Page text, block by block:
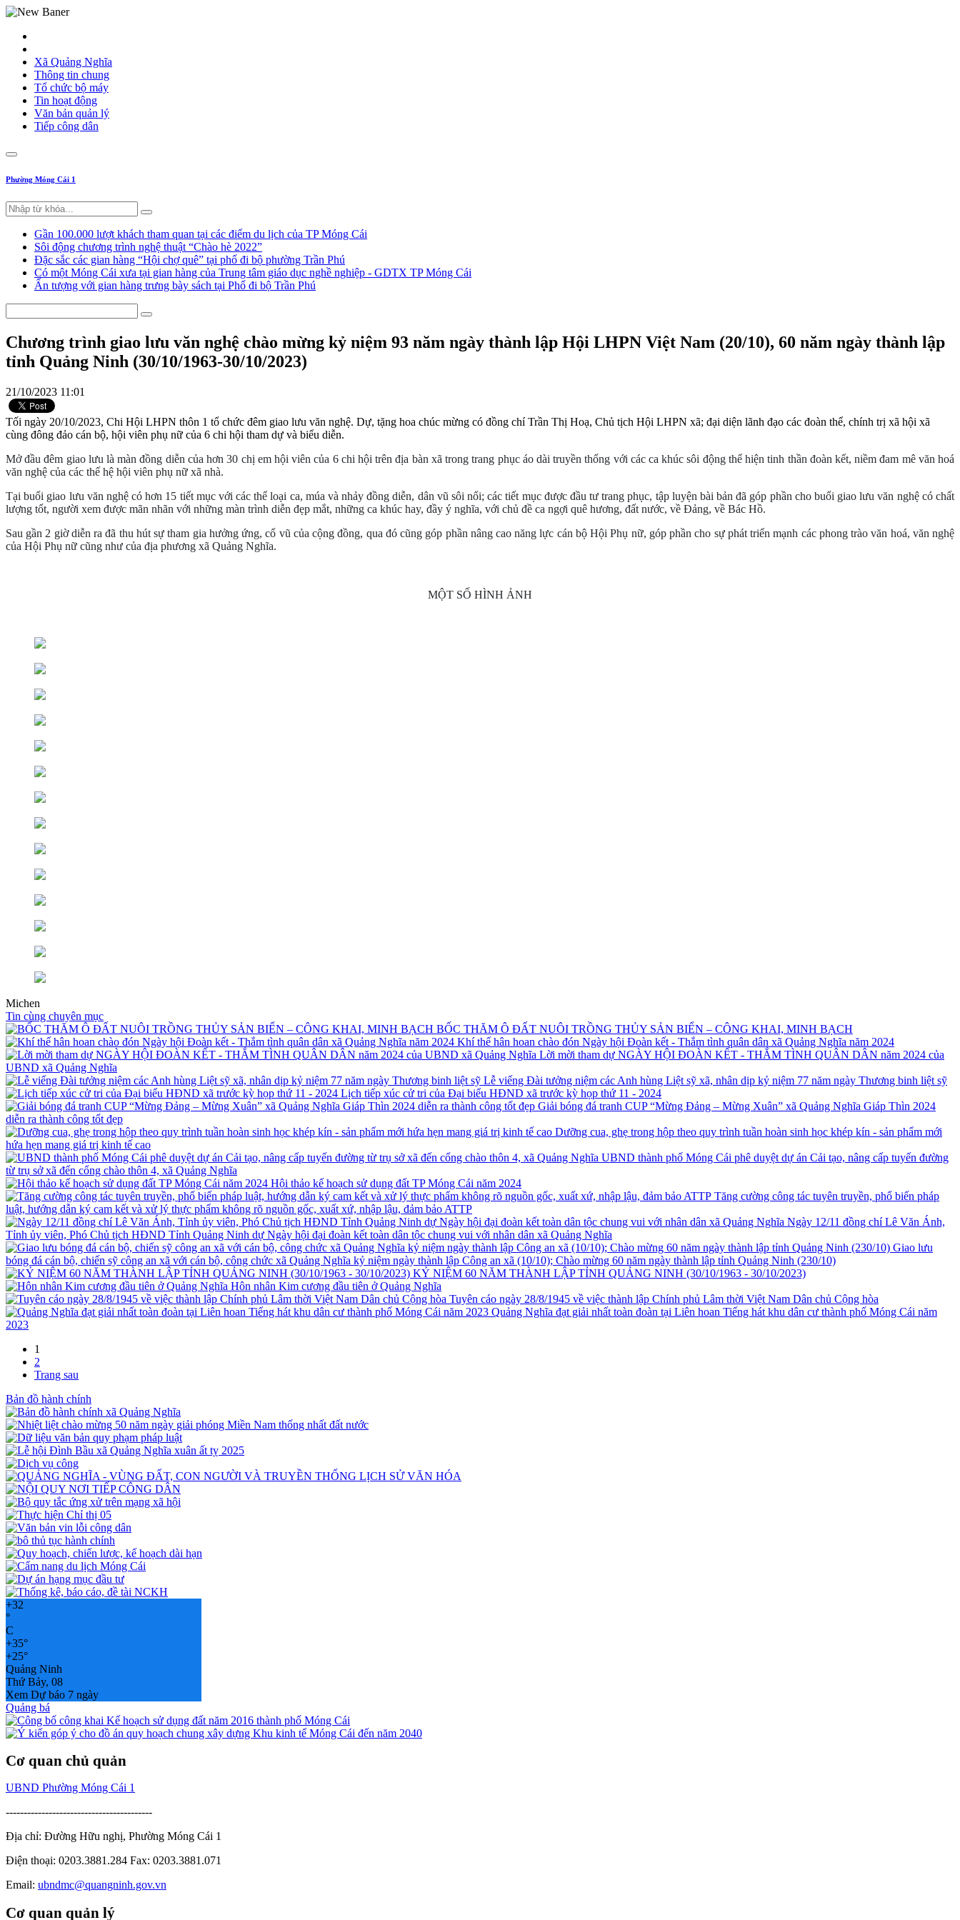
Xã Quảng Nghĩa
Thông tin chung
Tổ chức bộ máy
Tin hoạt động
Văn bản quản lý
Tiếp công dân
Phường Móng Cái 1
Gần 100.000 lượt khách tham quan tại các điểm du lịch của TP Móng Cái
Sôi động chương trình nghệ thuật “Chào hè 2022”
Đặc sắc các gian hàng “Hội chợ quê” tại phố đi bộ phường Trần Phú
Có một Móng Cái xưa tại gian hàng của Trung tâm giáo dục nghề nghiệp - GDTX TP Móng Cái
Ấn tượng với gian hàng trưng bày sách tại Phố đi bộ Trần Phú
Chương trình giao lưu văn nghệ chào mừng kỷ niệm 93 năm ngày thành lập Hội LHPN Việt Nam (20/10), 60 năm ngày thành lập
tỉnh Quảng Ninh (30/10/1963-30/10/2023)
21/10/2023 11:01
Tối ngày 20/10/2023, Chi Hội LHPN thôn 1 tổ chức đêm giao lưu văn nghệ. Dự, tặng hoa chúc mừng có đồng chí Trần Thị Hoạ, Chủ tịch Hội LHPN xã; đại diện lãnh đạo các đoàn thể, chính trị xã hội xã
cùng đông đảo cán bộ, hội viên phụ nữ của 6 chi hội tham dự và biểu diễn.
Mở đầu đêm giao lưu là màn đồng diễn của hơn 30 chị em hội viên của 6 chi hội trên địa bàn xã trong trang phục áo dài truyền thống với các ca khúc sôi động thể hiện tinh thần đoàn kết, niềm đam mê văn hoá
văn nghệ của các thế hệ hội viên phụ nữ xã nhà.
Tại buổi giao lưu văn nghệ có hơn 15 tiết mục với các thể loại ca, múa và nhảy đồng diễn, dân vũ sôi nổi; các tiết mục được đầu tư trang phục, tập luyện bài bản đã góp phần cho buổi giao lưu văn nghệ có chất
lượng tốt, người xem được mãn nhãn với những màn trình diễn đẹp mắt, những ca khúc hay, đầy ý nghĩa, với chủ đề ca ngợi quê hương, đất nước, về Đảng, về Bác Hồ.
Sau gần 2 giờ diễn ra đã thu hút sự tham gia hưởng ứng, cổ vũ của cộng đồng, qua đó cũng góp phần nâng cao năng lực cán bộ Hội Phụ nữ, góp phần cho sự phát triển mạnh các phong trào văn hoá, văn nghệ
của Hội Phụ nữ cũng như của địa phương xã Quảng Nghĩa.
MỘT SỐ HÌNH ẢNH
Michen
Tin cùng chuyên mục
BỐC THĂM Ô ĐẤT NUÔI TRỒNG THỦY SẢN BIỂN – CÔNG KHAI, MINH BẠCH
Khí thế hân hoan chào đón Ngày hội Đoàn kết - Thắm tình quân dân xã Quảng Nghĩa năm 2024
Lời mời tham dự NGÀY HỘI ĐOÀN KẾT - THẮM TÌNH QUÂN DÂN năm 2024 của
UBND xã Quảng Nghĩa
Lễ viếng Đài tưởng niệm các Anh hùng Liệt sỹ xã, nhân dịp kỷ niệm 77 năm ngày Thương binh liệt sỹ
Lịch tiếp xúc cử tri của Đại biểu HĐND xã trước kỳ họp thứ 11 - 2024
Giải bóng đá tranh CUP “Mừng Đảng – Mừng Xuân” xã Quảng Nghĩa Giáp Thìn 2024
diễn ra thành công tốt đẹp
Dưỡng cua, ghẹ trong hộp theo quy trình tuần hoàn sinh học khép kín - sản phẩm mới
hứa hẹn mang giá trị kinh tế cao
UBND thành phố Móng Cái phê duyệt dự án Cải tạo, nâng cấp tuyến đường
từ trụ sở xã đến cổng chào thôn 4, xã Quảng Nghĩa
Hội thảo kế hoạch sử dụng đất TP Móng Cái năm 2024
Tăng cường công tác tuyên truyền, phổ biến pháp
luật, hướng dẫn ký cam kết và xử lý thực phẩm không rõ nguồn gốc, xuất xứ, nhập lậu, đảm bảo ATTP
Ngày 12/11 đồng chí Lê Văn Ánh,
Tỉnh ủy viên, Phó Chủ tịch HĐND Tỉnh Quảng Ninh dự Ngày hội đại đoàn kết toàn dân tộc chung vui với nhân dân xã Quảng Nghĩa
Giao lưu
bóng đá cán bộ, chiến sỹ công an xã với cán bộ, công chức xã Quảng Nghĩa kỷ niệm ngày thành lập Công an xã (10/10); Chào mừng 60 năm ngày thành lập tỉnh Quảng Ninh (230/10)
KỶ NIỆM 60 NĂM THÀNH LẬP TỈNH QUẢNG NINH (30/10/1963 - 30/10/2023)
Hôn nhân Kim cương đầu tiên ở Quảng Nghĩa
Tuyên cáo ngày 28/8/1945 về việc thành lập Chính phủ Lâm thời Việt Nam Dân chủ Cộng hòa
Quảng Nghĩa đạt giải nhất toàn đoàn tại Liên hoan Tiếng hát khu dân cư thành phố Móng Cái năm
2023
1
2
Trang sau
Bản đồ hành chính
+32
°
C
+35°
+25°
Quảng Ninh
Thứ Bảy, 08
Xem Dự báo 7 ngày
Quảng bá
Cơ quan chủ quản
UBND Phường Móng Cái 1
-----------------------------------------
Địa chỉ: Đường Hữu nghị, Phường Móng Cái 1
Điện thoại: 0203.3881.284 Fax: 0203.3881.071
Email: ubndmc@quangninh.gov.vn
Cơ quan quản lý